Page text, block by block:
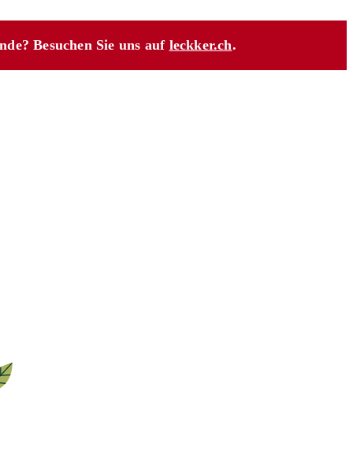
Besuchen Sie uns auf leckker.ch.